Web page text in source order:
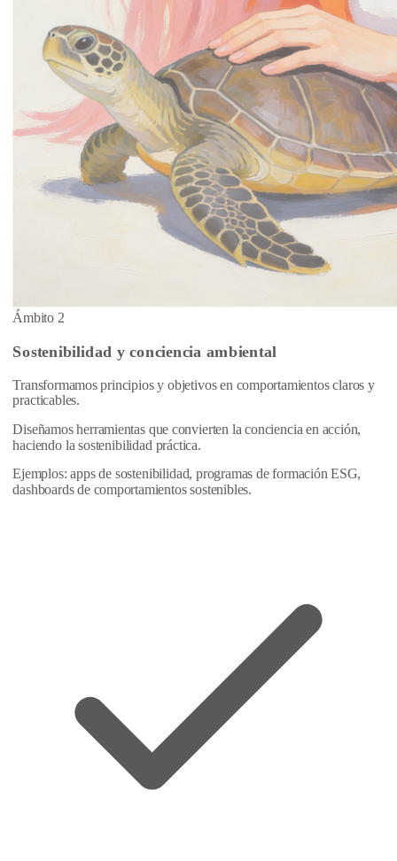
Ámbito 2
Sostenibilidad y conciencia ambiental
Transformamos principios y objetivos en comportamientos claros y
practicables.
Diseñamos herramientas que convierten la conciencia en acción,
haciendo la sostenibilidad práctica.
Ejemplos: apps de sostenibilidad, programas de formación ESG,
dashboards de comportamientos sostenibles.